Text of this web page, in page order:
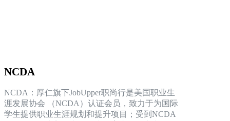
NCDA
NCDA：厚仁旗下JobUpper职尚行是美国职业生
涯发展协会 （NCDA）认证会员，致力于为国际
学生提供职业生涯规划和提升项目；受到NCDA